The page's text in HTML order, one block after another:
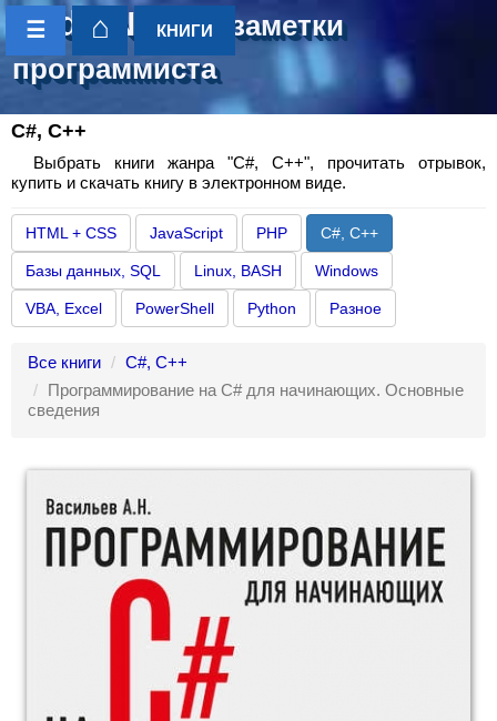
CoderNotes- заметки
программиста
⌂
☰ КНИГИ
C#, C++
Выбрать книги жанра "C#, C++", прочитать отрывок,
купить и скачать книгу в электронном виде.
HTML + CSS JavaScript PHP C#, C++
Базы данных, SQL Linux, BASH Windows
VBA, Excel PowerShell Python Разное
Все книги
C#, C++
Программирование на C# для начинающих. Основные
сведения